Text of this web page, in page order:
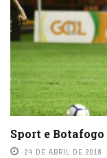
Sport e
24 DE ABRIL DE 2018